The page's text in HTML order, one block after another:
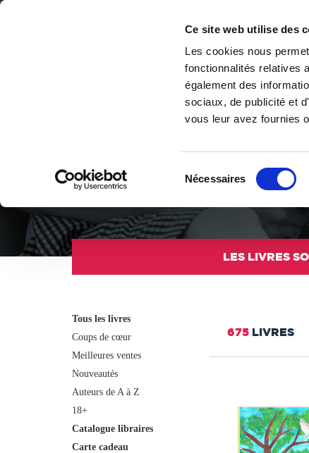
Ce site web utilise des
Les cookies nous
fonctionnalités relatives
également des
sociaux, de publicité et
vous leur avez fournies
Nécessaires
DE LA PAGE BLANCHE... AU BEST SELLER
/ Jeunesse & ados / De 3 à 7 ans
L’imaginaire prend son envol avec les livres
accompagnent les premières découvertes de la
LES LIVRES
Tous les livres
Coups de cœur
Meilleures ventes
Nouveautés
Auteurs de A à Z
18+
Catalogue libraires
Carte cadeau
675 LIVRES